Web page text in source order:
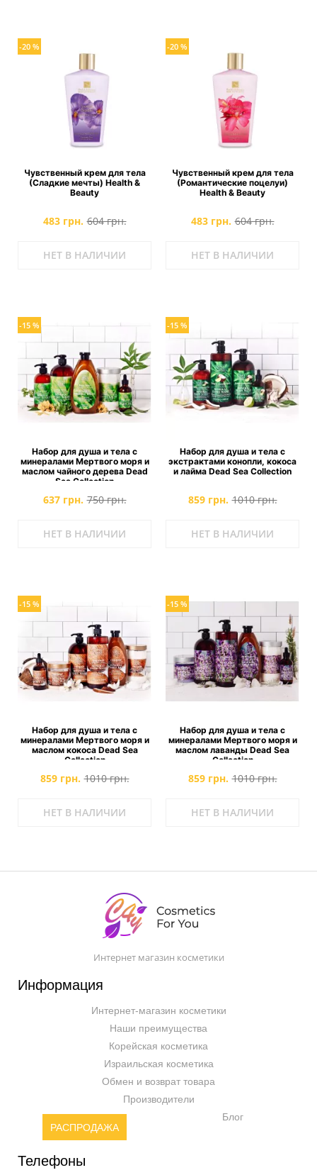
-20 %
Чувственный крем для тела
(Сладкие мечты) Health &
Beauty
483 грн. 604 грн.
НЕТ В НАЛИЧИИ
-20 %
Чувственный крем для тела
(Романтические поцелуи)
Health & Beauty
483 грн. 604 грн.
НЕТ В НАЛИЧИИ
-15 %
Набор для душа и тела с
минералами Мертвого моря и
маслом чайного дерева Dead
Sea Collection
637 грн. 750 грн.
НЕТ В НАЛИЧИИ
-15 %
Набор для душа и тела с
экстрактами конопли, кокоса
и лайма Dead Sea Collection
859 грн. 1010 грн.
НЕТ В НАЛИЧИИ
-15 %
Набор для душа и тела с
минералами Мертвого моря и
маслом кокоса Dead Sea
Collection
859 грн. 1010 грн.
НЕТ В НАЛИЧИИ
-15 %
Набор для душа и тела с
минералами Мертвого моря и
маслом лаванды Dead Sea
Collection
859 грн. 1010 грн.
НЕТ В НАЛИЧИИ
Интернет магазин косметики
Информация
Интернет-магазин косметики
Наши преимущества
Корейская косметика
Израильская косметика
Обмен и возврат товара
Производители
РАСПРОДАЖА
Блог
Телефоны